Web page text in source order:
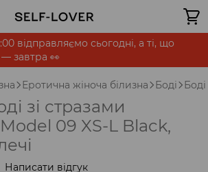
відправляємо сьогодні, а ті, що
— завтра 👀
Еротична жіноча білизна Боді
зі стразами
09 XS-L Black,
Написати відгук